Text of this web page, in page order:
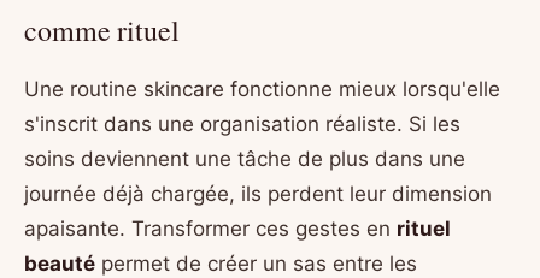
comme rituel
Une routine skincare fonctionne mieux lorsqu'elle
s'inscrit dans une organisation réaliste. Si les
soins deviennent une tâche de plus dans une
journée déjà chargée, ils perdent leur dimension
apaisante. Transformer ces gestes en rituel
beauté permet de créer un sas entre les